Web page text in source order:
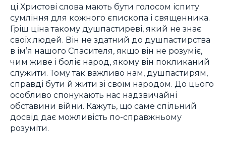
ці Христові слова мають бути голосом іспиту
сумління для кожного єпископа і священника.
Гріш ціна такому душпастиреві, який не знає
своїх людей. Він не здатний до душпастирства
в ім’я нашого Спасителя, якщо він не розуміє,
чим живе і боліє народ, якому він покликаний
служити. Тому так важливо нам, душпастирям,
справді бути й жити зі своїм народом. До цього
особливо спонукають нас надзвичайні
обставини війни. Кажуть, що саме спільний
досвід дає можливість по-справжньому
розуміти.